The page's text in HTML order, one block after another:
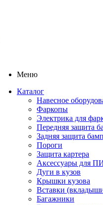
Меню
Каталог
Навесное
Фаркопы
Электрика для
Передняя защита
Задняя защита
Пороги
Защита картера
Аксессуары для
Дуги в кузов
Крышки кузова
Вставки
Багажники